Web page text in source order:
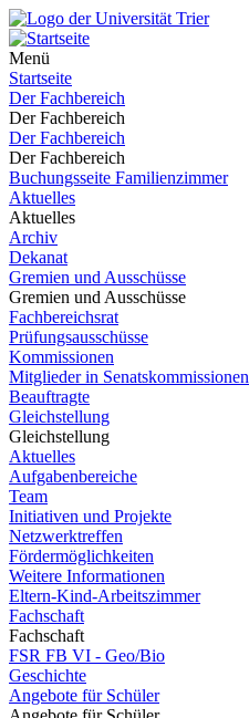
Menü
Startseite
Der Fachbereich
Der Fachbereich
Der Fachbereich
Der Fachbereich
Buchungsseite Familienzimmer
Aktuelles
Aktuelles
Archiv
Dekanat
Gremien und Ausschüsse
Gremien und Ausschüsse
Fachbereichsrat
Prüfungsausschüsse
Kommissionen
Mitglieder in Senatskommissionen
Beauftragte
Gleichstellung
Gleichstellung
Aktuelles
Aufgabenbereiche
Team
Initiativen und Projekte
Netzwerktreffen
Fördermöglichkeiten
Weitere Informationen
Eltern-Kind-Arbeitszimmer
Fachschaft
Fachschaft
FSR FB VI - Geo/Bio
Geschichte
Angebote für Schüler